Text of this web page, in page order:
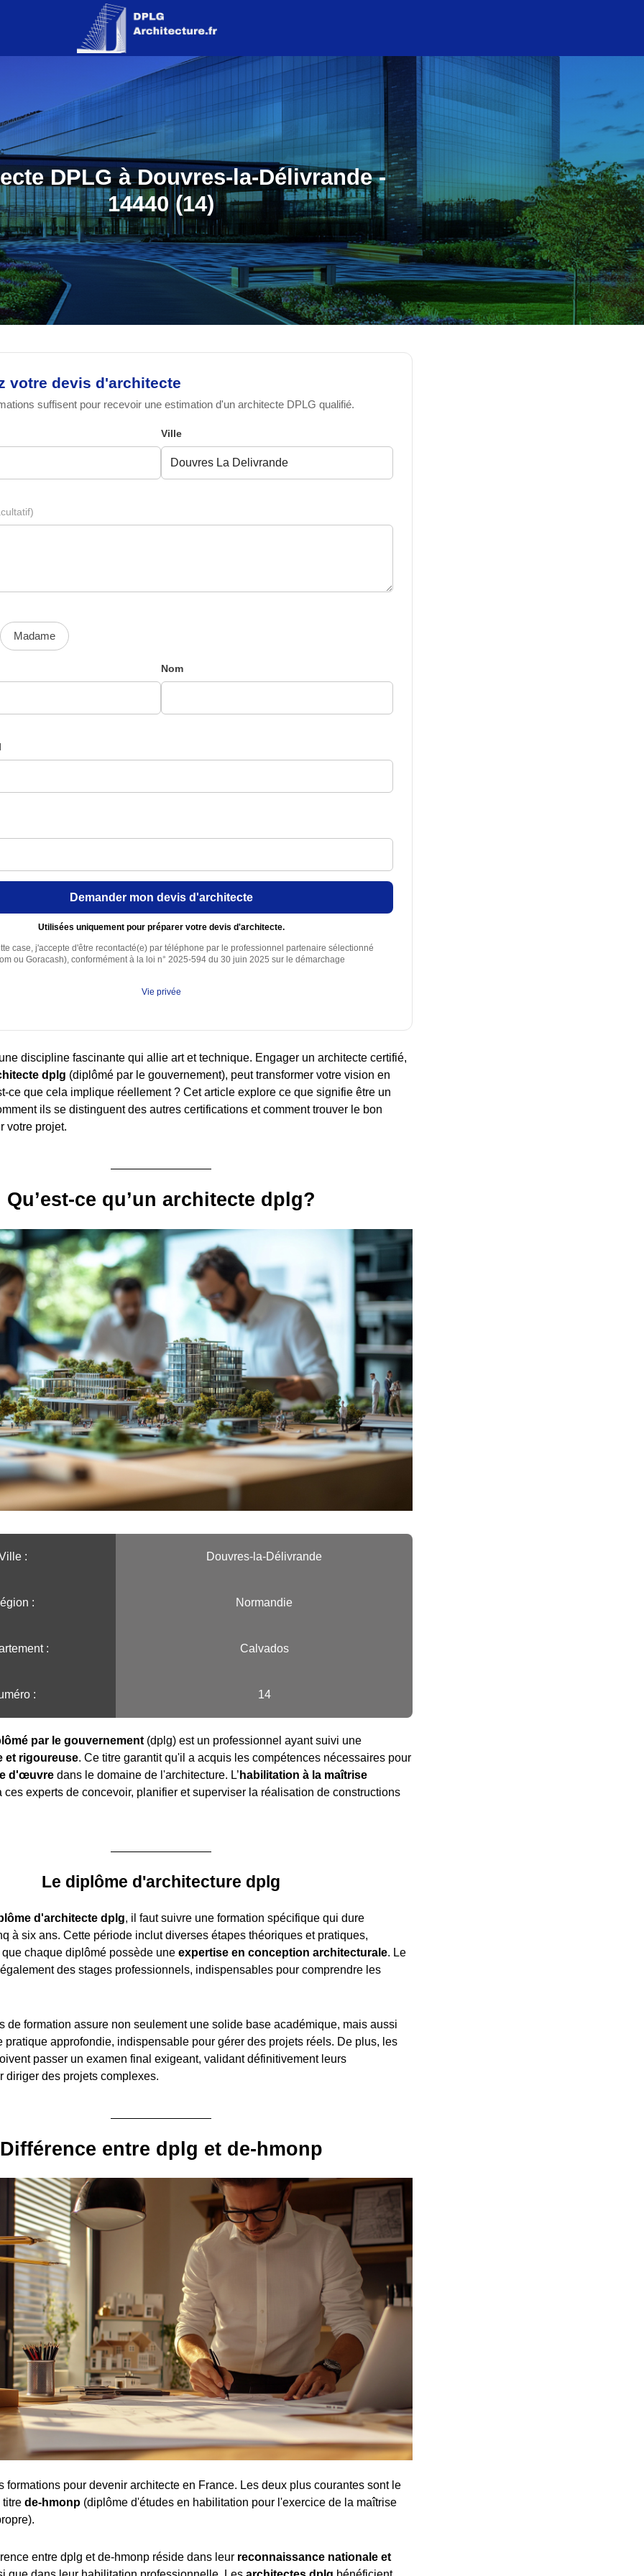
DPLG à Douvres-la-Délivrande -
14440 (14)
votre devis d'architecte
suffisent pour recevoir une estimation d'un architecte DPLG qualifié.
Ville
Madame
Nom
Demander mon devis d'architecte
Utilisées uniquement pour préparer votre devis d'architecte.
case, j'accepte d'être recontacté(e) par téléphone par le professionnel partenaire sélectionné
ou Goracash), conformément à la loi n° 2025-594 du 30 juin 2025 sur le démarchage
Vie privée
discipline fascinante qui allie art et technique. Engager un architecte certifié,
dplg (diplômé par le gouvernement), peut transformer votre vision en
ce que cela implique réellement ? Cet article explore ce que signifie être un
ils se distinguent des autres certifications et comment trouver le bon
votre projet.
Qu’est-ce qu’un architecte dplg?
:️ Douvres-la-Délivrande
:️ Normandie
: Calvados
: 14
par le gouvernement (dplg) est un professionnel ayant suivi une
et rigoureuse. Ce titre garantit qu'il a acquis les compétences nécessaires pour
d'œuvre dans le domaine de l'architecture. L’ habilitation à la maîtrise
ces experts de concevoir, planifier et superviser la réalisation de constructions
Le diplôme d'architecture dplg
d'architecte dplg, il faut suivre une formation spécifique qui dure
à six ans. Cette période inclut diverses étapes théoriques et pratiques,
chaque diplômé possède une expertise en conception architecturale. Le
des stages professionnels, indispensables pour comprendre les
de formation assure non seulement une solide base académique, mais aussi
pratique approfondie, indispensable pour gérer des projets réels. De plus, les
passer un examen final exigeant, validant définitivement leurs
diriger des projets complexes.
Différence entre dplg et de-hmonp
formations pour devenir architecte en France. Les deux plus courantes sont le
titre de-hmonp (diplôme d'études en habilitation pour l'exercice de la maîtrise
entre dplg et de-hmonp réside dans leur reconnaissance nationale et